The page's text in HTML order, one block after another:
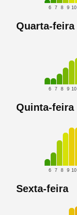
6 7 8 9 10
Quarta-feira
6 7 8 9 10
Quinta-feira
6 7 8 9 10
Sexta-feira